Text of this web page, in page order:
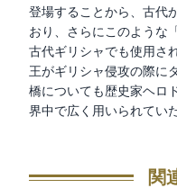
登場することから、古代
おり、さらにこのような
古代ギリシャでも使用さ
王がギリシャ侵攻の際に
橋についても歴史家ヘロ
界中で広く用いられてい
関